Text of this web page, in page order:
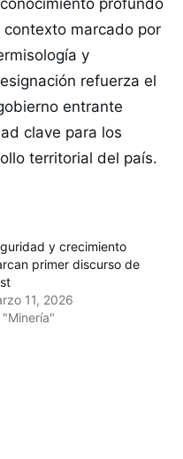
profundo
marcado por
y
refuerza el
entrante
clave para los
territorial del país.
y crecimiento
primer discurso de
11, 2026
"Minería"